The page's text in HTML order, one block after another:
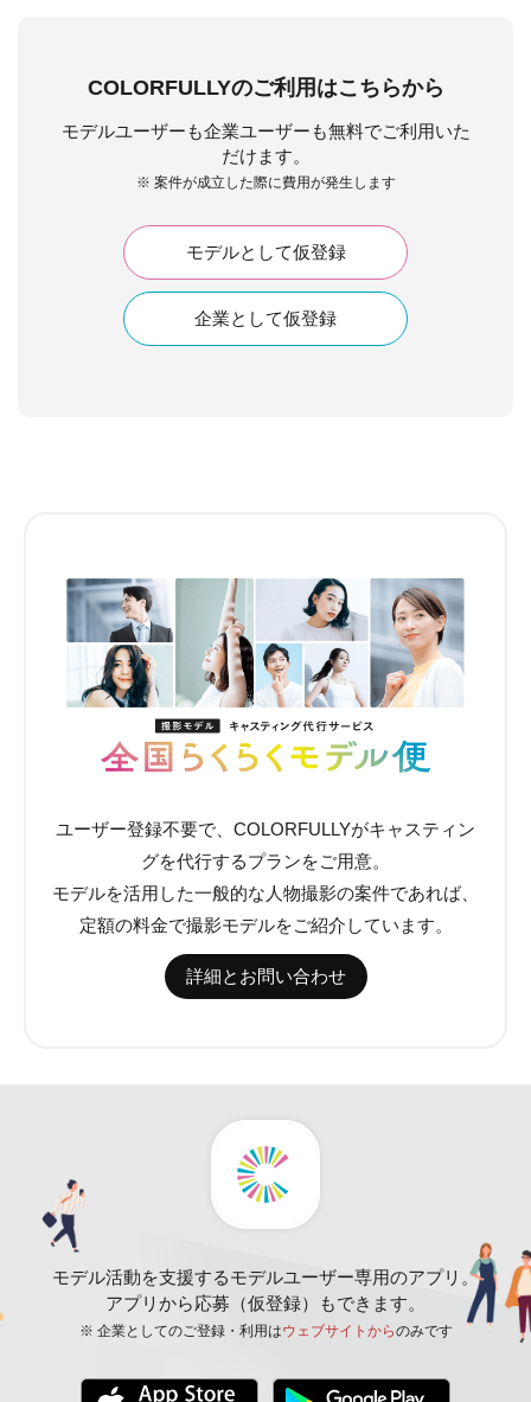
COLORFULLYのご利用はこちらから
モデルユーザーも企業ユーザーも無料でご利用いた
だけます。
※ 案件が成立した際に費用が発生します
モデルとして仮登録
企業として仮登録
ユーザー登録不要で、COLORFULLYがキャスティン
グを代行するプランをご用意。
モデルを活用した一般的な人物撮影の案件であれば、
定額の料金で撮影モデルをご紹介しています。
詳細とお問い合わせ
モデル活動を支援するモデルユーザー専用のアプリ。
アプリから応募（仮登録）もできます。
※ 企業としてのご登録・利用はウェブサイトからのみです